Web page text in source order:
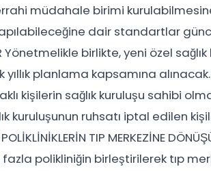
müdahale birimi
dair standartlar
Yönetmelikle birlikte, yeni özel
planlama kapsamına alınacak.
kişilerin sağlık kuruluşu sahibi
kuruluşunun ruhsatı iptal edilen
TIP MERKEZİNE
fazla polikliniğin birleştirilerek tıp